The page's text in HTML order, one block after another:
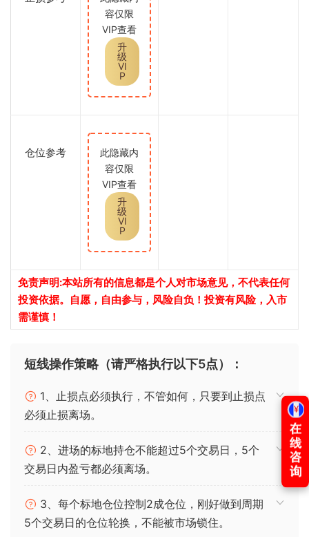
容仅限
VIP查看
升
级
VI
P
仓位参考
此隐藏内
容仅限
VIP查看
升
级
VI
P
免责声明:本站所有的信息都是个人对市场意见，不代表任何
投资依据。自愿，自由参与，风险自负！投资有风险，入市
需谨慎！
短线操作策略（请严格执行以下5点）：
1、止损点必须执行，不管如何，只要到止损点
必须止损离场。
2、进场的标地持仓不能超过5个交易日，5个
交易日内盈亏都必须离场。
3、每个标地仓位控制2成仓位，刚好做到周期
5个交易日的仓位轮换，不能被市场锁住。